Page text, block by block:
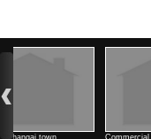
Commercial space (142,5м2) /